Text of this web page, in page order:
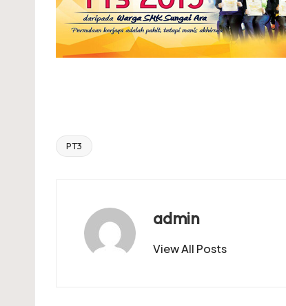
Tags:
PT3
admin
View All Posts